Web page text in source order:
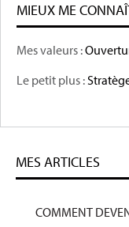
MIEUX ME
Mes valeurs :
Le petit plus :
MES ARTICLES
COMMENT